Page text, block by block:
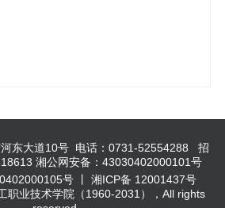
河东大道10号 电话：0731-52554288 招
湘公网安备：43030402000101号
号 丨 湘ICP备 12001437号
职业技术学院（1960-2031），All rights